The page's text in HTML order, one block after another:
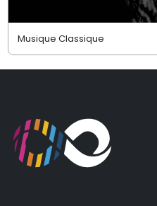
Musique Classique